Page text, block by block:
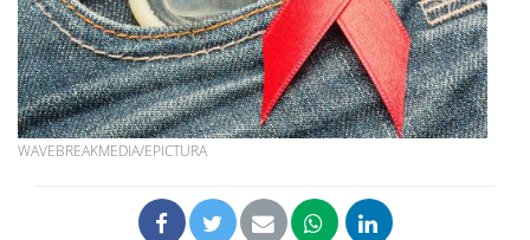
WAVEBREAKMEDIA/EPICTURA